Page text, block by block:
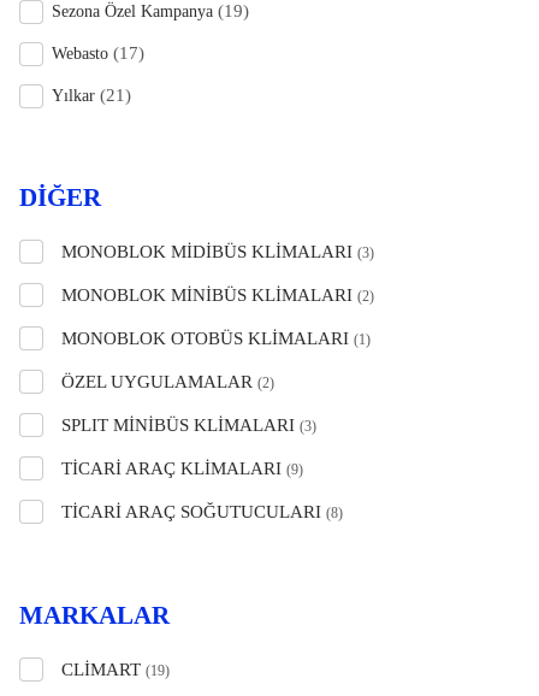
Sezona Özel Kampanya (19)
Webasto (17)
Yılkar (21)
DIĞER
MONOBLOK MİDİBÜS KLİMALARI (3)
MONOBLOK MİNİBÜS KLİMALARI (2)
MONOBLOK OTOBÜS KLİMALARI (1)
ÖZEL UYGULAMALAR (2)
SPLIT MİNİBÜS KLİMALARI (3)
TİCARİ ARAÇ KLİMALARI (9)
TİCARİ ARAÇ SOĞUTUCULARI (8)
MARKALAR
CLIMART (19)